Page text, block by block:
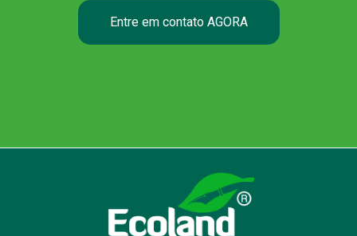
Entre em contato AGORA